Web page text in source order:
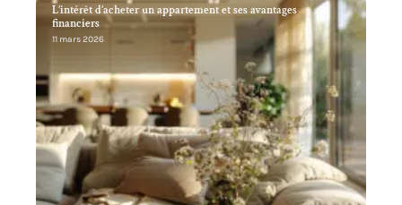
L’intérêt d’acheter un appartement et ses avantages
financiers
11 mars 2026